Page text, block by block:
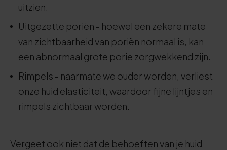
uitzien.
Uitgezette poriën - hoewel een zekere mate
van zichtbaarheid van poriën normaal is, kan
een abnormaal grote porie zorgwekkend zijn.
Rimpels - naarmate we ouder worden, verliest
onze huid elasticiteit, waardoor fijne lijntjes en
rimpels zichtbaar worden.
Vergeet ook niet dat de behoeften van je huid